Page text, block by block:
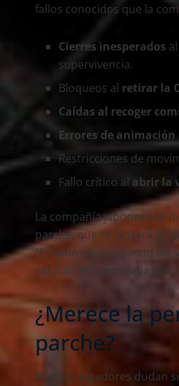
fallos conocidos que la
Cierres inesperados
supervivencia.
Bloqueos al retirar la
Caídas al recoger
Errores de animación
Restricciones de
Fallo crítico al abrir la
La compañía japonesa se
parche, que se lanzará en
“Estamos investigando
soluciones”, explicaba
¿Merece la
parche?
Muchos jugadores dudan